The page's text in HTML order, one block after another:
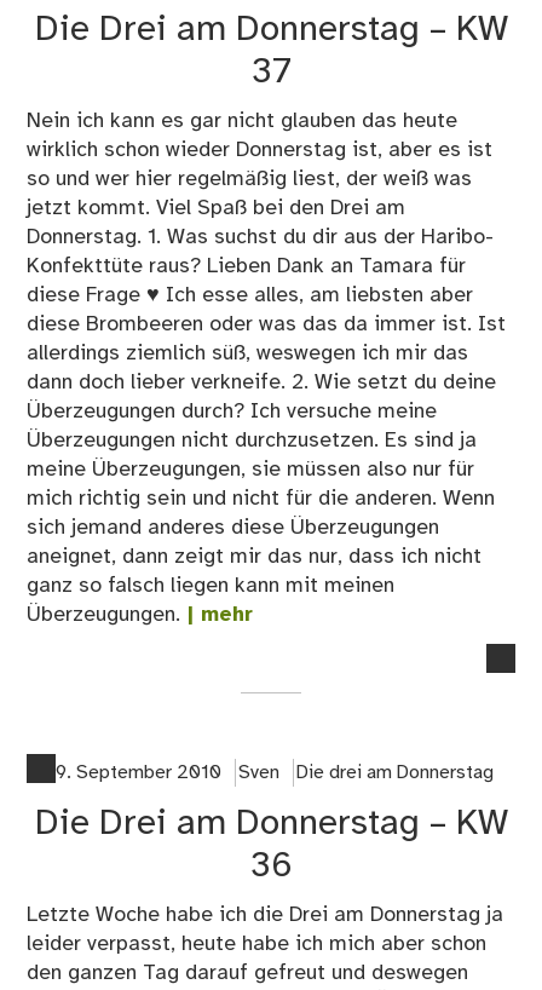
Die Drei am Donnerstag – KW
37
Nein ich kann es gar nicht glauben das heute
wirklich schon wieder Donnerstag ist, aber es ist
so und wer hier regelmäßig liest, der weiß was
jetzt kommt. Viel Spaß bei den Drei am
Donnerstag. 1. Was suchst du dir aus der Haribo-
Konfekttüte raus? Lieben Dank an Tamara für
diese Frage ♥ Ich esse alles, am liebsten aber
diese Brombeeren oder was das da immer ist. Ist
allerdings ziemlich süß, weswegen ich mir das
dann doch lieber verkneife. 2. Wie setzt du deine
Überzeugungen durch? Ich versuche meine
Überzeugungen nicht durchzusetzen. Es sind ja
meine Überzeugungen, sie müssen also nur für
mich richtig sein und nicht für die anderen. Wenn
sich jemand anderes diese Überzeugungen
aneignet, dann zeigt mir das nur, dass ich nicht
ganz so falsch liegen kann mit meinen
Überzeugungen. | mehr
9. September 2010 Sven Die drei am Donnerstag
Die Drei am Donnerstag – KW
36
Letzte Woche habe ich die Drei am Donnerstag ja
leider verpasst, heute habe ich mich aber schon
den ganzen Tag darauf gefreut und deswegen